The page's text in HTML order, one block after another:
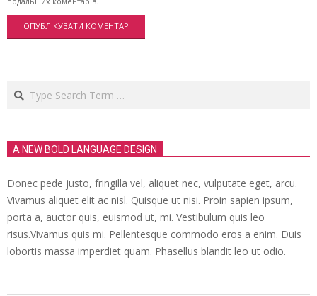
Search
A NEW BOLD LANGUAGE DESIGN
Donec pede justo, fringilla vel, aliquet nec, vulputate eget, arcu.
Vivamus aliquet elit ac nisl. Quisque ut nisi. Proin sapien ipsum,
porta a, auctor quis, euismod ut, mi. Vestibulum quis leo
risus.Vivamus quis mi. Pellentesque commodo eros a enim. Duis
lobortis massa imperdiet quam. Phasellus blandit leo ut odio.